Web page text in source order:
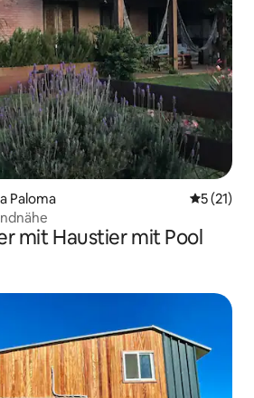
Paloma
5 (21)
mit Haustier mit Pool